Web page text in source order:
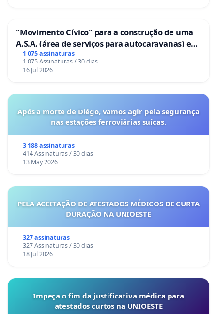
"Movimento Cívico" para a construção de uma
A.S.A. (área de serviços para autocaravanas) em
Coimbra
1 075 assinaturas
1 075 Assinaturas / 30 dias
16 Jul 2026
Após a morte de Diégo, vamos agir pela segurança
nas estações ferroviárias suíças.
3 188 assinaturas
414 Assinaturas / 30 dias
13 May 2026
PELA ACEITAÇÃO DE ATESTADOS MÉDICOS DE CURTA
DURAÇÃO NA UNIOESTE
327 assinaturas
327 Assinaturas / 30 dias
18 Jul 2026
Impeça o fim da justificativa médica para
atestados curtos na UNIOESTE